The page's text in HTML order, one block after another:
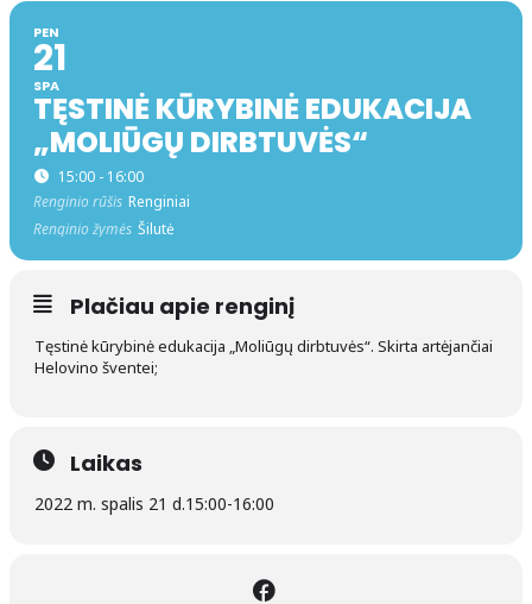
PEN
21
SPA
TĘSTINĖ KŪRYBINĖ EDUKACIJA
„MOLIŪGŲ DIRBTUVĖS“
15:00 - 16:00
Renginio rūšis Renginiai
Renginio žymės Šilutė
Plačiau apie renginį
Tęstinė kūrybinė edukacija „Moliūgų dirbtuvės“. Skirta artėjančiai
Helovino šventei;
Laikas
2022 m. spalis 21 d.15:00-16:00